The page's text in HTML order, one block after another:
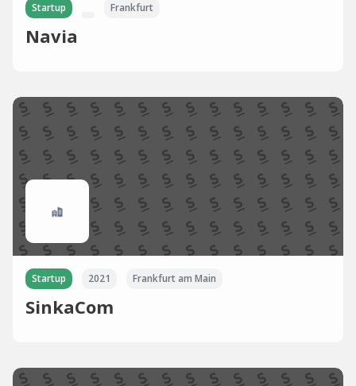
Startup Frankfurt
Navia
Startup 2021 Frankfurt am Main
SinkaCom